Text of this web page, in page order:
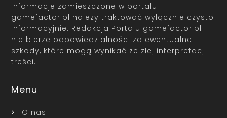
Informacje zamieszczone w portalu
gamefactor.pl należy traktować wyłącznie czysto
informacyjnie. Redakcja Portalu gamefactor.pl
nie bierze odpowiedzialności za ewentualne
szkody, które mogą wynikać ze złej interpretacji
treści.
Menu
O nas